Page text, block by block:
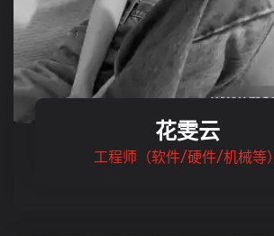
花雯云
工程师（软件/硬件/机械等）